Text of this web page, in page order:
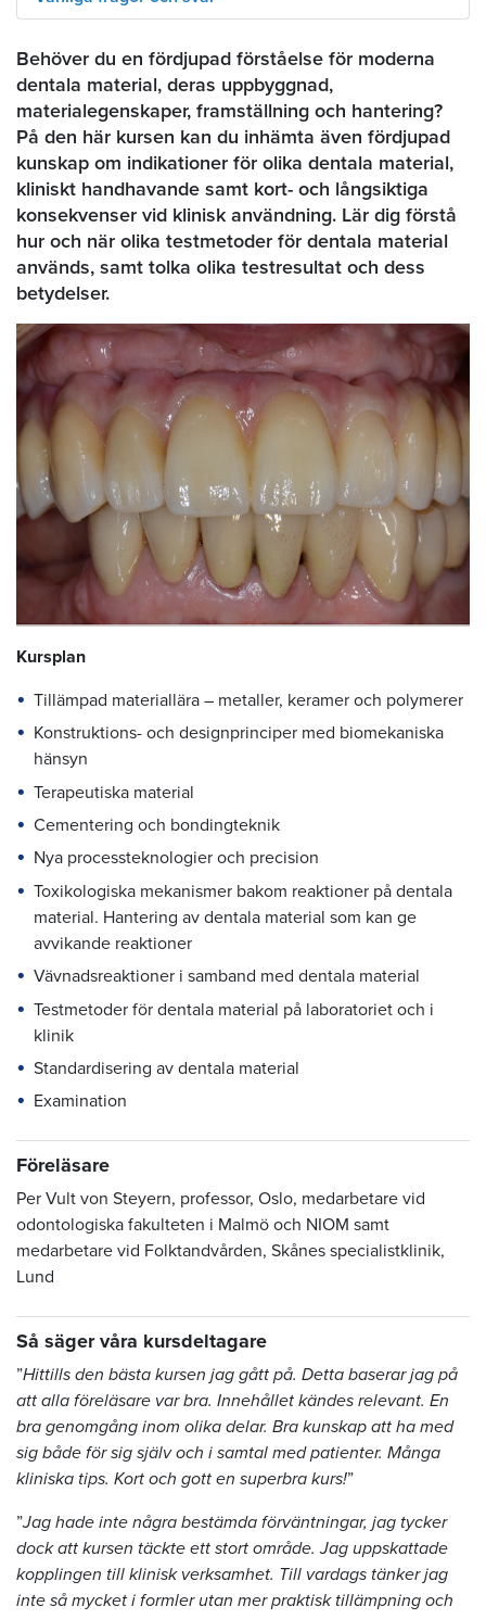
Behöver du en fördjupad förståelse för moderna
dentala material, deras uppbyggnad,
materialegenskaper, framställning och hantering?
På den här kursen kan du inhämta även fördjupad
kunskap om indikationer för olika dentala material,
kliniskt handhavande samt kort- och långsiktiga
konsekvenser vid klinisk användning. Lär dig förstå
hur och när olika testmetoder för dentala material
används, samt tolka olika testresultat och dess
betydelser.
Kursplan
Tillämpad materiallära – metaller, keramer och polymerer
Konstruktions- och designprinciper med biomekaniska
hänsyn
Terapeutiska material
Cementering och bondingteknik
Nya processteknologier och precision
Toxikologiska mekanismer bakom reaktioner på dentala
material. Hantering av dentala material som kan ge
avvikande reaktioner
Vävnadsreaktioner i samband med dentala material
Testmetoder för dentala material på laboratoriet och i
klinik
Standardisering av dentala material
Examination
Föreläsare
Per Vult von Steyern, professor, Oslo, medarbetare vid
odontologiska fakulteten i Malmö och NIOM samt
medarbetare vid Folktandvården, Skånes specialistklinik,
Lund
Så säger våra kursdeltagare
”Hittills den bästa kursen jag gått på. Detta baserar jag på
att alla föreläsare var bra. Innehållet kändes relevant. En
bra genomgång inom olika delar. Bra kunskap att ha med
sig både för sig själv och i samtal med patienter. Många
kliniska tips. Kort och gott en superbra kurs!”
”Jag hade inte några bestämda förväntningar, jag tycker
dock att kursen täckte ett stort område. Jag uppskattade
kopplingen till klinisk verksamhet. Till vardags tänker jag
inte så mycket i formler utan mer praktisk tillämpning och